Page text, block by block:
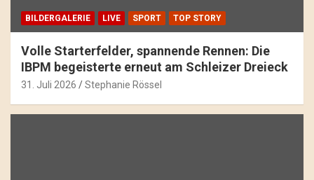
BILDERGALERIE LIVE SPORT TOP STORY
Volle Starterfelder, spannende Rennen: Die
IBPM begeisterte erneut am Schleizer Dreieck
31. Juli 2026 Stephanie Rössel